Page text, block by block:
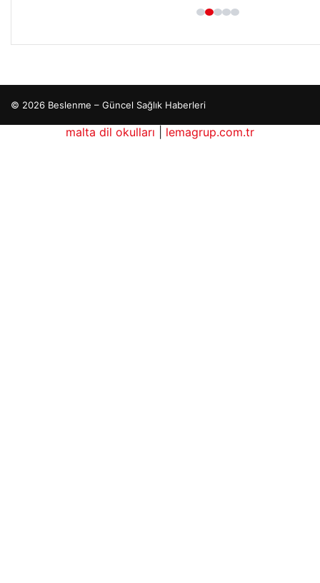
© 2026 Beslenme – Güncel Sağlık Haberleri
malta dil okulları
lemagrup.com.tr